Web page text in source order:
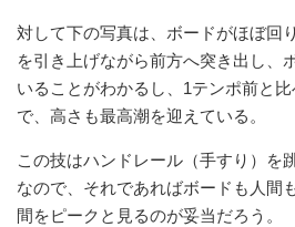
対して下の写真は、ボードがほぼ回
を引き上げながら前方へ突き出し、
いることがわかるし、1テンポ前と
で、高さも最高潮を迎えている。
この技はハンドレール（手すり）を
なので、それであればボードも人間
間をピークと見るのが妥当だろう。